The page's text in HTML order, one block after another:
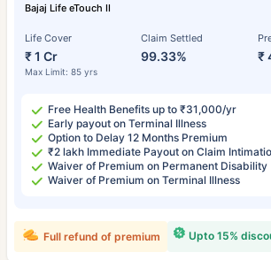
Bajaj Life eTouch II
Life Cover
₹ 1 Cr
Max Limit: 85 yrs
Claim Settled
99.33% ₹
Free Health Benefits up to ₹31,000/yr
Early payout on Terminal Illness
Option to Delay 12 Months Premium
₹2 lakh Immediate Payout on Claim
Waiver of Premium on Permanent Disability
Waiver of Premium on Terminal Illness
Upto 15%
Full refund of premium